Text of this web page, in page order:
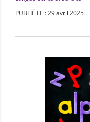
PUBLIÉ LE : 29 avril 2025